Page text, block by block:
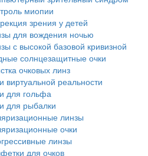
миопии
зрения у детей
для вождения ночью
с высокой базовой кривизной
солнцезащитные очки
очковых линз
виртуальной реальности
для гольфа
для рыбалки
линзы
очки
линзы
для очков